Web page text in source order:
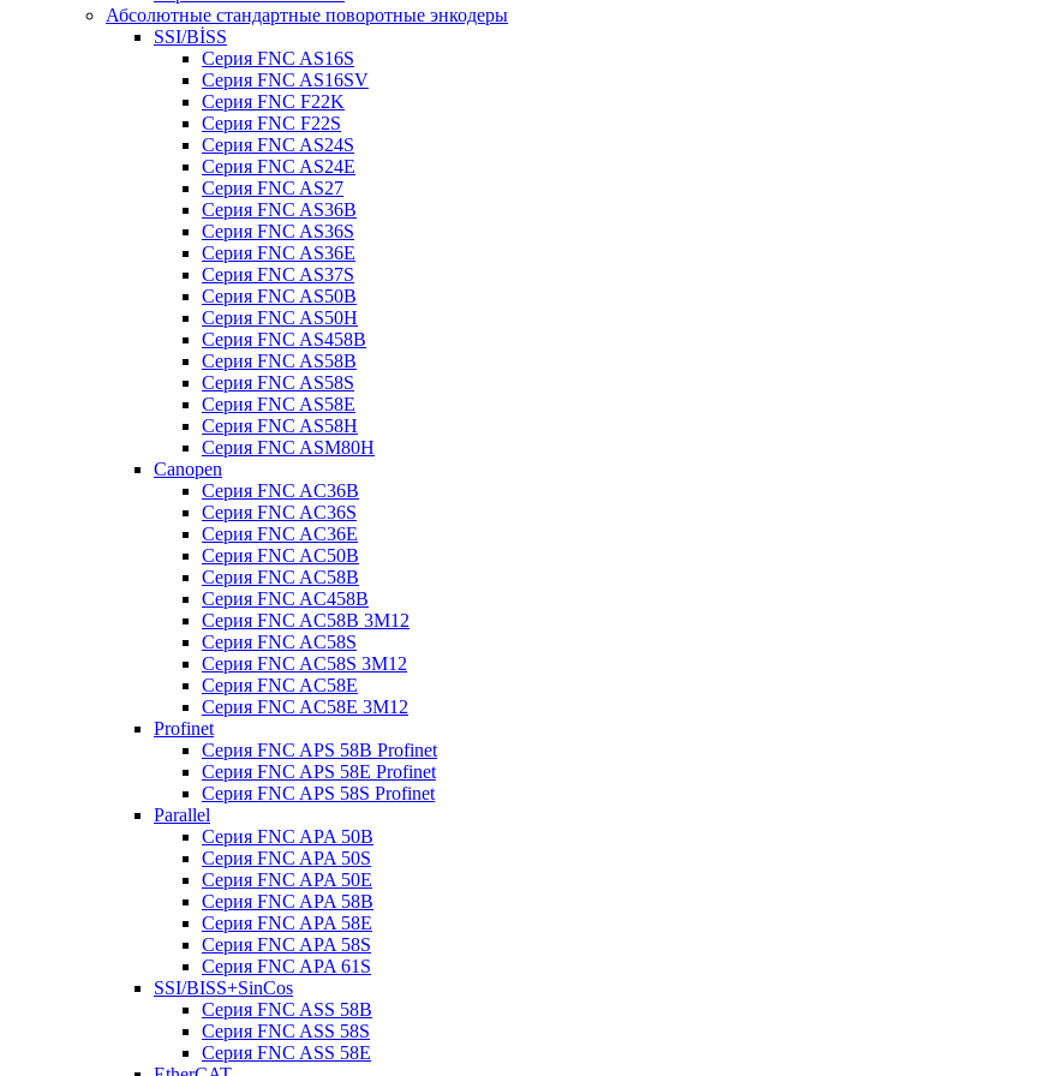
Абсолютные стандартные поворотные энкодеры
SSI/BİSS
Серия FNC AS16S
Серия FNC AS16SV
Серия FNC F22K
Серия FNC F22S
Серия FNC AS24S
Серия FNC AS24E
Серия FNC AS27
Серия FNC AS36B
Серия FNC AS36S
Серия FNC AS36E
Серия FNC AS37S
Серия FNC AS50B
Серия FNC AS50H
Серия FNC AS458B
Серия FNC AS58B
Серия FNC AS58S
Серия FNC AS58E
Серия FNC AS58H
Серия FNC ASM80H
Canopen
Серия FNC AC36B
Серия FNC AC36S
Серия FNC AC36E
Серия FNC AC50B
Серия FNC AC58B
Серия FNC AC458B
Серия FNC AC58B 3M12
Серия FNC AC58S
Серия FNC AC58S 3M12
Серия FNC AC58E
Серия FNC AC58E 3M12
Profinet
Серия FNC APS 58B Profinet
Серия FNC APS 58E Profinet
Серия FNC APS 58S Profinet
Parallel
Серия FNC APA 50B
Серия FNC APA 50S
Серия FNC APA 50E
Серия FNC APA 58B
Серия FNC APA 58E
Серия FNC APA 58S
Серия FNC APA 61S
SSI/BISS+SinCos
Серия FNC ASS 58B
Серия FNC ASS 58S
Серия FNC ASS 58E